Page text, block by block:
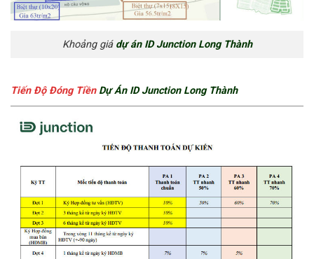
Khoảng giá dự án ID Junction Long Thành
Tiến Độ Đóng Tiền Dự Án ID Junction Long Thành